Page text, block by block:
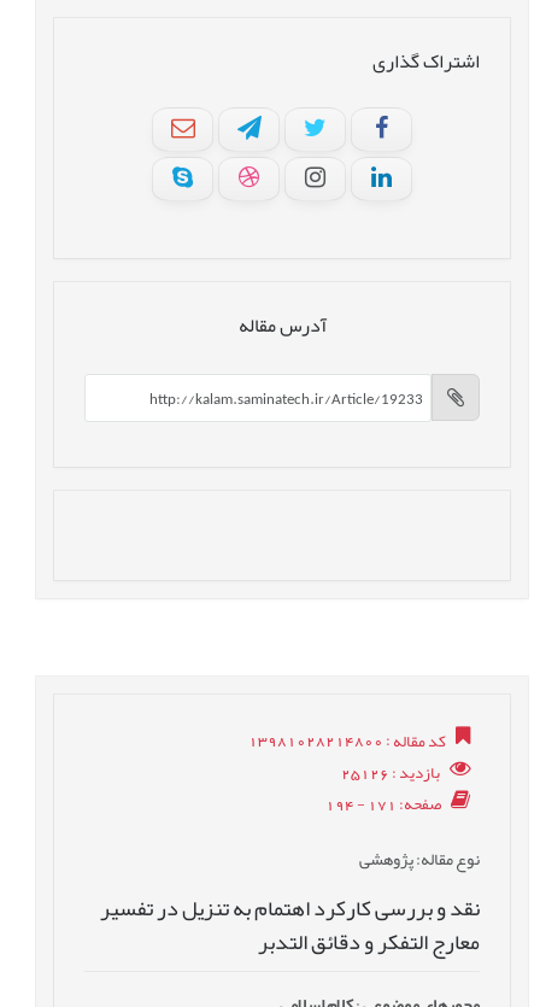
اشتراک گذاری
آدرس مقاله
کد مقاله: 13981028214800
بازدید: 25126
صفحه: 171 - 194
نوع مقاله: پژوهشی
نقد و بررسی کارکرد اهتمام به تنزیل در تفسیر
معارج التفکر و دقائق التدبر